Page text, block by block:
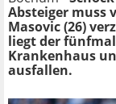
Absteiger muss
Masovic (26)
liegt der
Krankenhaus
ausfallen.